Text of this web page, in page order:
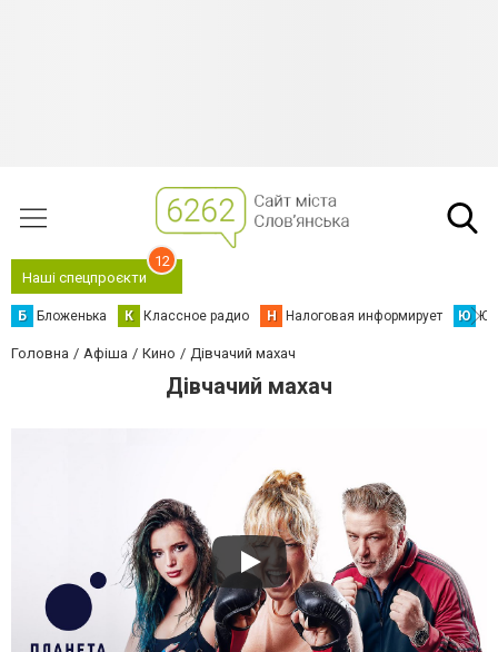
Наші спецпроєкти
12
Б Бложенька К Классное радио Н Налоговая информирует Ю
Головна Афіша Кино Дівчачий махач
Дівчачий махач